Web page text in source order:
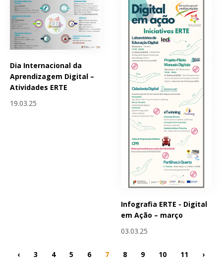
Dia Internacional da
Aprendizagem Digital –
Atividades ERTE
19.03.25
Infografia ERTE - Digital
em Ação – março
03.03.25
‹ 3 4 5 6 7 8 9 10 11 ›